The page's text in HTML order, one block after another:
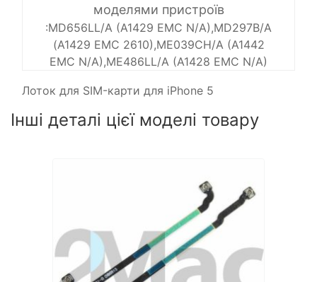
моделями пристроїв
:MD656LL/A (A1429 EMC N/A),MD297B/A
(A1429 EMC 2610),ME039CH/A (A1442
EMC N/A),ME486LL/A (A1428 EMC N/A)
Лоток для SIM-карти для iPhone 5
Інші деталі цієї моделі товару